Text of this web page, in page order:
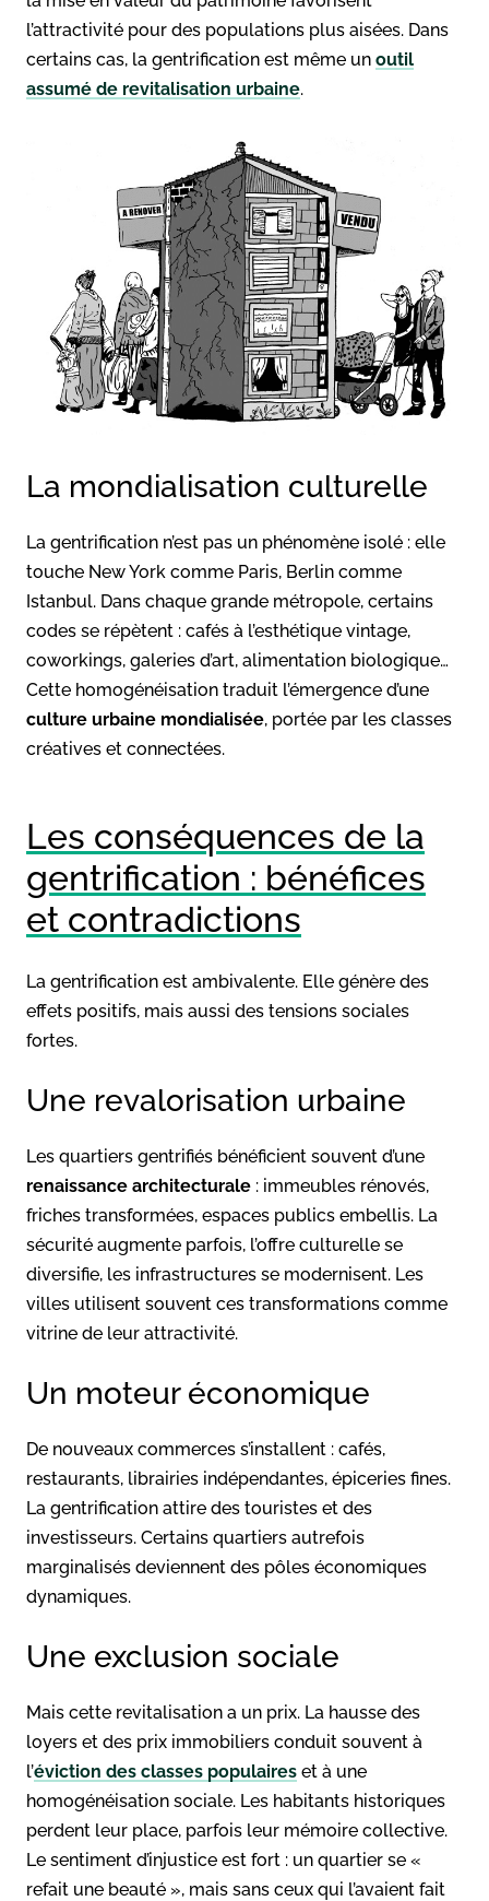
l’attractivité pour des populations plus aisées. Dans
certains cas, la gentrification est même un outil
assumé de revitalisation urbaine.
La mondialisation culturelle
La gentrification n’est pas un phénomène isolé : elle
touche New York comme Paris, Berlin comme
Istanbul. Dans chaque grande métropole, certains
codes se répètent : cafés à l’esthétique vintage,
coworkings, galeries d’art, alimentation biologique…
Cette homogénéisation traduit l’émergence d’une
culture urbaine mondialisée, portée par les classes
créatives et connectées.
Les conséquences de la
gentrification : bénéfices
et contradictions
La gentrification est ambivalente. Elle génère des
effets positifs, mais aussi des tensions sociales
fortes.
Une revalorisation urbaine
Les quartiers gentrifiés bénéficient souvent d’une
renaissance architecturale : immeubles rénovés,
friches transformées, espaces publics embellis. La
sécurité augmente parfois, l’offre culturelle se
diversifie, les infrastructures se modernisent. Les
villes utilisent souvent ces transformations comme
vitrine de leur attractivité.
Un moteur économique
De nouveaux commerces s’installent : cafés,
restaurants, librairies indépendantes, épiceries fines.
La gentrification attire des touristes et des
investisseurs. Certains quartiers autrefois
marginalisés deviennent des pôles économiques
dynamiques.
Une exclusion sociale
Mais cette revitalisation a un prix. La hausse des
loyers et des prix immobiliers conduit souvent à
l’éviction des classes populaires et à une
homogénéisation sociale. Les habitants historiques
perdent leur place, parfois leur mémoire collective.
Le sentiment d’injustice est fort : un quartier se «
refait une beauté », mais sans ceux qui l’avaient fait